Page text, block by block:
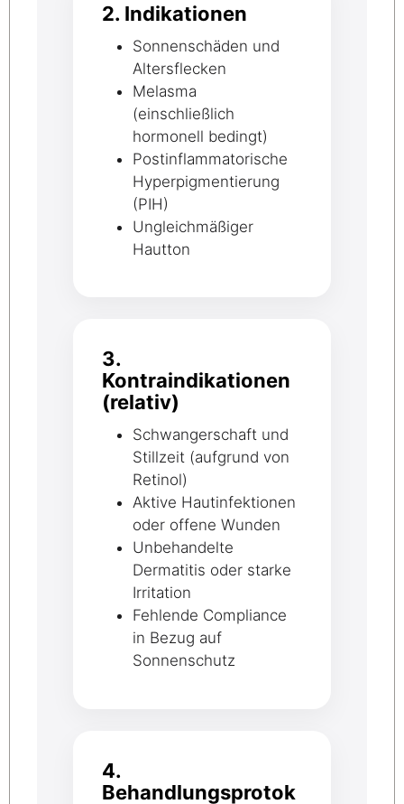
2. Indikationen
Sonnenschäden und
Altersflecken
Melasma
(einschließlich
hormonell bedingt)
Postinflammatorische
Hyperpigmentierung
(PIH)
Ungleichmäßiger
Hautton
3.
Kontraindikationen
(relativ)
Schwangerschaft und
Stillzeit (aufgrund von
Retinol)
Aktive Hautinfektionen
oder offene Wunden
Unbehandelte
Dermatitis oder starke
Irritation
Fehlende Compliance
in Bezug auf
Sonnenschutz
4.
Behandlungsprotok